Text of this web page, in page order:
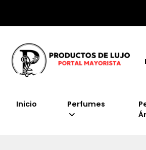
Inicio Perfumes